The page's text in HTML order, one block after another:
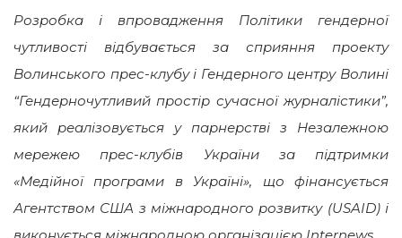
Розробка і впровадження Політики гендерної
чутливості відбувається за сприяння проекту
Волинського прес-клубу і Гендерного центру Волині
“Гендерночутливий простір сучасної журналістики”,
який реалізовується у парнерстві з Незалежною
мережею прес-клубів України за підтримки
«Медійної програми в Україні», що фінансується
Агентством США з міжнародного розвитку (USAID) і